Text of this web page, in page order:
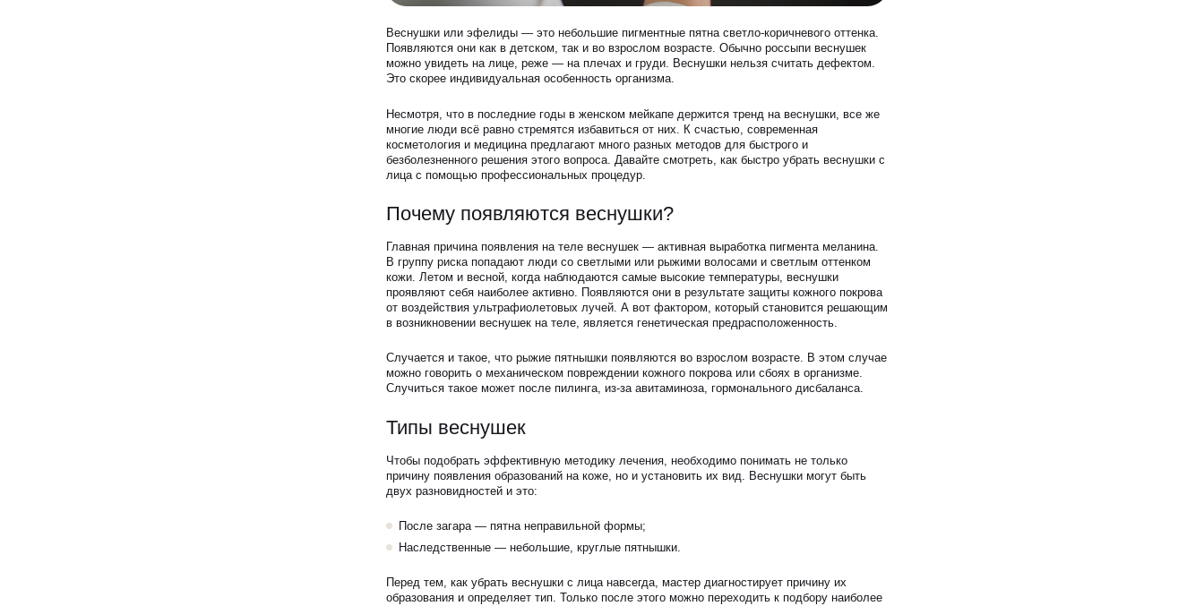
ЗАПИСАТЬСЯ НА КОНСУЛЬТАЦИЮ
Веснушки или эфелиды — это небольшие пигментные пятна светло-коричневого оттенка.
Появляются они как в детском, так и во взрослом возрасте. Обычно россыпи веснушек
можно увидеть на лице, реже — на плечах и груди. Веснушки нельзя считать дефектом.
Это скорее индивидуальная особенность организма.
Несмотря, что в последние годы в женском мейкапе держится тренд на веснушки, все же
многие люди всё равно стремятся избавиться от них. К счастью, современная
косметология и медицина предлагают много разных методов для быстрого и
безболезненного решения этого вопроса. Давайте смотреть, как быстро убрать веснушки с
лица с помощью профессиональных процедур.
Почему появляются веснушки?
Главная причина появления на теле веснушек — активная выработка пигмента меланина.
В группу риска попадают люди со светлыми или рыжими волосами и светлым оттенком
кожи. Летом и весной, когда наблюдаются самые высокие температуры, веснушки
проявляют себя наиболее активно. Появляются они в результате защиты кожного покрова
от воздействия ультрафиолетовых лучей. А вот фактором, который становится решающим
в возникновении веснушек на теле, является генетическая предрасположенность.
Случается и такое, что рыжие пятнышки появляются во взрослом возрасте. В этом случае
можно говорить о механическом повреждении кожного покрова или сбоях в организме.
Случиться такое может после пилинга, из-за авитаминоза, гормонального дисбаланса.
Типы веснушек
Чтобы подобрать эффективную методику лечения, необходимо понимать не только
причину появления образований на коже, но и установить их вид. Веснушки могут быть
двух разновидностей и это:
После загара — пятна неправильной формы;
Наследственные — небольшие, круглые пятнышки.
Перед тем, как убрать веснушки с лица навсегда, мастер диагностирует причину их
образования и определяет тип. Только после этого можно переходить к подбору наиболее